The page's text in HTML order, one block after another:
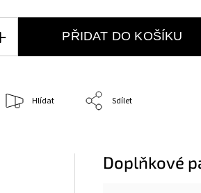
PŘIDAT DO KOŠÍKU
Hlídat Sdílet
Doplňkové